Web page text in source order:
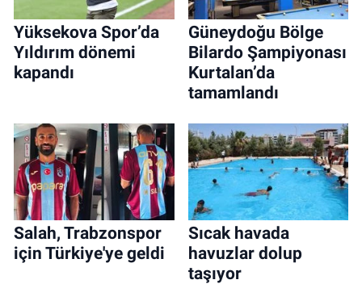
Yüksekova Spor’da
Yıldırım dönemi
kapandı
Güneydoğu Bölge
Bilardo Şampiyonası
Kurtalan’da
tamamlandı
Salah, Trabzonspor
için Türkiye'ye geldi
Sıcak havada
havuzlar dolup
taşıyor